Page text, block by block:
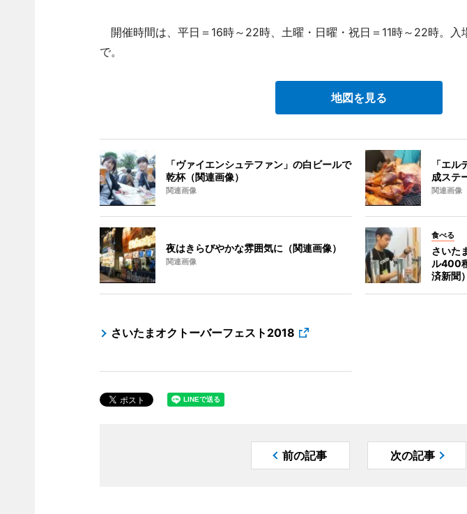
開催時間は、平日＝16時～22時、土曜・日曜・祝日＝11時～22時。入
で。
地図を見る
「ヴァイエンシュテファン」の白ビールで
乾杯（関連画像）
関連画像
「エ
成ステ
関連画像
夜はきらびやかな雰囲気に（関連画像）
関連画像
食べる
さいた
ル400
済新聞）
さいたまオクトーバーフェスト2018
前の記事 次の記事